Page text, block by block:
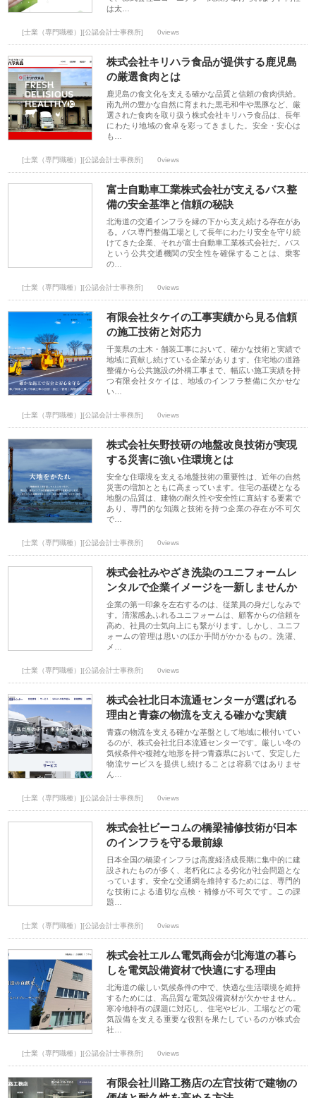
は太…
[士業（専門職種）][公認会計士事務所] 0views
株式会社キリハラ食品が提供する鹿児島
の厳選食肉とは
鹿児島の食文化を支える確かな品質と信頼の食肉供給。
南九州の豊かな自然に育まれた黒毛和牛や黒豚など、厳
選された食肉を取り扱う株式会社キリハラ食品は、長年
にわたり地域の食卓を彩ってきました。安全・安心は
も…
[士業（専門職種）][公認会計士事務所] 0views
富士自動車工業株式会社が支えるバス整
備の安全基準と信頼の秘訣
北海道の交通インフラを縁の下から支え続ける存在があ
る。バス専門整備工場として長年にわたり安全を守り続
けてきた企業、それが富士自動車工業株式会社だ。バス
という公共交通機関の安全性を確保することは、乗客
の…
[士業（専門職種）][公認会計士事務所] 0views
有限会社タケイの工事実績から見る信頼
の施工技術と対応力
千葉県の土木・舗装工事において、確かな技術と実績で
地域に貢献し続けている企業があります。住宅地の道路
整備から公共施設の外構工事まで、幅広い施工実績を持
つ有限会社タケイは、地域のインフラ整備に欠かせな
い…
[士業（専門職種）][公認会計士事務所] 0views
株式会社矢野技研の地盤改良技術が実現
する災害に強い住環境とは
安全な住環境を支える地盤技術の重要性は、近年の自然
災害の増加とともに高まっています。住宅の基礎となる
地盤の品質は、建物の耐久性や安全性に直結する要素で
あり、専門的な知識と技術を持つ企業の存在が不可欠
で…
[士業（専門職種）][公認会計士事務所] 0views
株式会社みやざき洗染のユニフォームレ
ンタルで企業イメージを一新しませんか
企業の第一印象を左右するのは、従業員の身だしなみで
す。清潔感あふれるユニフォームは、顧客からの信頼を
高め、社員の士気向上にも繋がります。しかし、ユニフ
ォームの管理は思いのほか手間がかかるもの。洗濯、
メ…
[士業（専門職種）][公認会計士事務所] 0views
株式会社北日本流通センターが選ばれる
理由と青森の物流を支える確かな実績
青森の物流を支える確かな基盤として地域に根付いてい
るのが、株式会社北日本流通センターです。厳しい冬の
気候条件や複雑な地形を持つ青森県において、安定した
物流サービスを提供し続けることは容易ではありませ
ん…
[士業（専門職種）][公認会計士事務所] 0views
株式会社ビーコムの橋梁補修技術が日本
のインフラを守る最前線
日本全国の橋梁インフラは高度経済成長期に集中的に建
設されたものが多く、老朽化による劣化が社会問題とな
っています。安全な交通網を維持するためには、専門的
な技術による適切な点検・補修が不可欠です。この課
題…
[士業（専門職種）][公認会計士事務所] 0views
株式会社エルム電気商会が北海道の暮ら
しを電気設備資材で快適にする理由
北海道の厳しい気候条件の中で、快適な生活環境を維持
するためには、高品質な電気設備資材が欠かせません。
寒冷地特有の課題に対応し、住宅やビル、工場などの電
気設備を支える重要な役割を果たしているのが株式会
社…
[士業（専門職種）][公認会計士事務所] 0views
有限会社川路工務店の左官技術で建物の